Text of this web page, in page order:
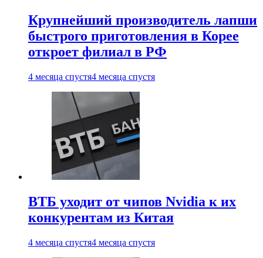
Крупнейший производитель лапши
быстрого приготовления в Корее
откроет филиал в РФ
4 месяца спустя4 месяца спустя
ВТБ уходит от чипов Nvidia к их
конкурентам из Китая
4 месяца спустя4 месяца спустя